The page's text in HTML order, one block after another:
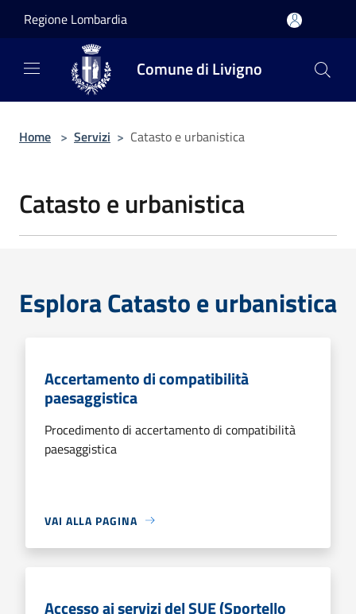
Regione Lombardia
Comune di Livigno
Home > Servizi > Catasto e urbanistica
Catasto e urbanistica
Esplora Catasto e urbanistica
Accertamento di compatibilità
paesaggistica
Procedimento di accertamento di compatibilità
paesaggistica
VAI ALLA PAGINA
Accesso ai servizi del SUE (Sportello